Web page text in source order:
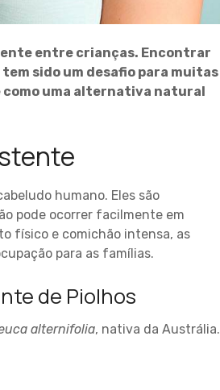
entre crianças. Encontrar
sido um desafio para muitas
como uma alternativa natural
humano. Eles são
pode ocorrer facilmente em
físico e comichão intensa, as
para as famílias.
de Piolhos
alternifolia, nativa da Austrália.